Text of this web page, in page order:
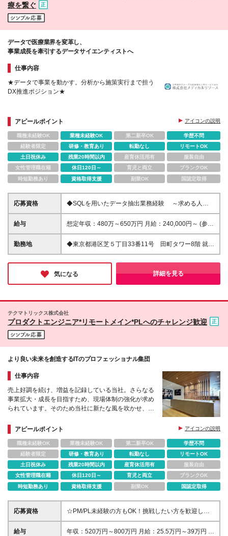
療を繋ぐ
データで医療業界を変革し、
事業成長を牽引するデータサイエンティストへ
仕事内容
★データで事業を動かす。分析から施策実行まで担う
DX推進ポジション★
アピールポイント アイコンの説明
職種未経験OK 業種未経験OK 第二新卒OK
学歴不問
経験者限定
研修・教育あり 転勤なし
リモートOK
土日祝休み
残業20時間以内 産育休活用有
服装自由
女性管理職在籍
休日120日～ 育児と両立
ブランクOK
時短勤務あり
資格取得支援 副業OK 国認定取得
応募資格
◆SQLを用いたデータ抽出業務経験 ～求める人物
像～ ・自身のスキルを更に高めたいという成長志向
をお持ちの方 ・積極性があり、チームを推進しなが
識をもって業務に取り組める方 ・貢献先を意識し、
状況に応じ柔軟に対応できる方 ※１年以内に当社へご
給与
想定年収：480万～650万円 月給：240,000円～ (参考
_月収例320,000円～(月30時間の残業代・住宅手当込
み)) ※上記想定年収は、残業代30H・住宅手当を含ん
勤務地
◆東京都港区芝５丁目33番11号 田町タワー8階 就業
の場所の変更の範囲：東京本社、及び全国各支店、労
働者の自宅
気になる
詳細を見る
テクマトリックス株式会社
プロダクトエンジニア*リモートメイン*PLへのチャレンジ歓迎
より良い未来を創造するITのプロフェッショナル集団
仕事内容
売上好調を続け、増益を記録している当社。さらなる
事業拡大・成長を目指すため、現場体制の強化が求め
られています。そのため当社に新たな風を吹かせ、一
アピールポイント
アイコンの説明
職種未経験OK 業種未経験OK 第二新卒OK
学歴不問
経験者限定
研修・教育あり 転勤なし
リモートOK
土日祝休み
残業20時間以内 産育休活用有
服装自由
女性管理職在籍
休日120日～ 育児と両立
ブランクOK
時短勤務あり
資格取得支援 副業OK 国認定取得
応募資格
☆PM/PL未経験の方もOK！挑戦したい方を歓迎しま
す◎ ■Linux、Unix、Windowsサーバの技術スキルを
お持ちの方 ■学歴不問
給与
年収：520万円～800万円 月給：25.5万円～39万円 ※